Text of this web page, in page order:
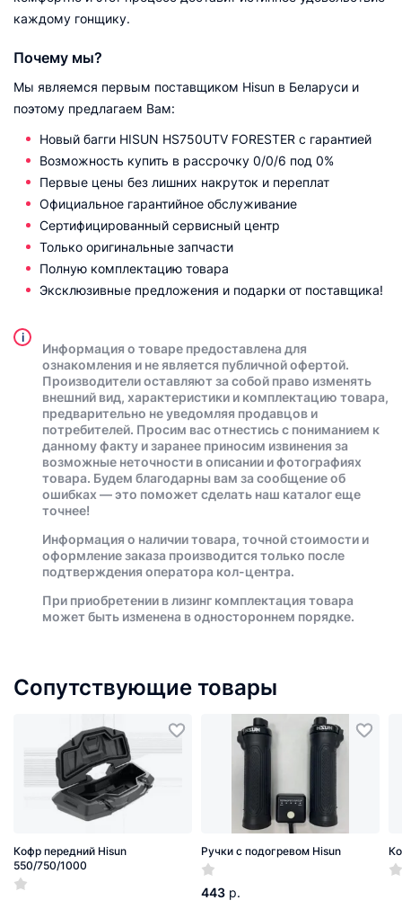
каждому гонщику.
Почему мы?
Мы являемся первым поставщиком Hisun в Беларуси и
поэтому предлагаем Вам:
Новый багги HISUN HS750UTV FORESTER с гарантией
Возможность купить в рассрочку 0/0/6 под 0%
Первые цены без лишних накруток и переплат
Официальное гарантийное обслуживание
Сертифицированный сервисный центр
Только оригинальные запчасти
Полную комплектацию товара
Эксклюзивные предложения и подарки от поставщика!
i
Информация о товаре предоставлена для
ознакомления и не является публичной офертой.
Производители оставляют за собой право изменять
внешний вид, характеристики и комплектацию товара,
предварительно не уведомляя продавцов и
потребителей. Просим вас отнестись с пониманием к
данному факту и заранее приносим извинения за
возможные неточности в описании и фотографиях
товара. Будем благодарны вам за сообщение об
ошибках — это поможет сделать наш каталог еще
точнее!
Информация о наличии товара, точной стоимости и
оформление заказа производится только после
подтверждения оператора кол-центра.
При приобретении в лизинг комплектация товара
может быть изменена в одностороннем порядке.
Сопутствующие товары
Кофр передний Hisun
550/750/1000
Ручки с подогревом Hisun
443 р.